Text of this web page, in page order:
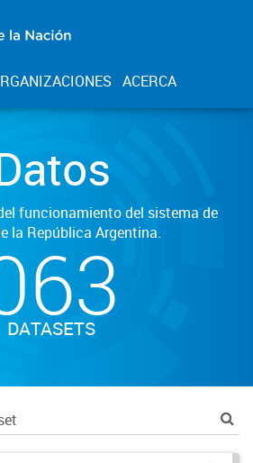
ACERCA
funcionamiento del sistema de
la República Argentina.
DATASETS